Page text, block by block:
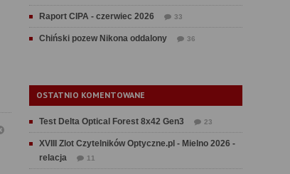
Raport CIPA - czerwiec 2026 33
Chiński pozew Nikona oddalony 36
OSTATNIO KOMENTOWANE
Test Delta Optical Forest 8x42 Gen3 23
XVIII Zlot Czytelników Optyczne.pl - Mielno 2026 -
relacja
11